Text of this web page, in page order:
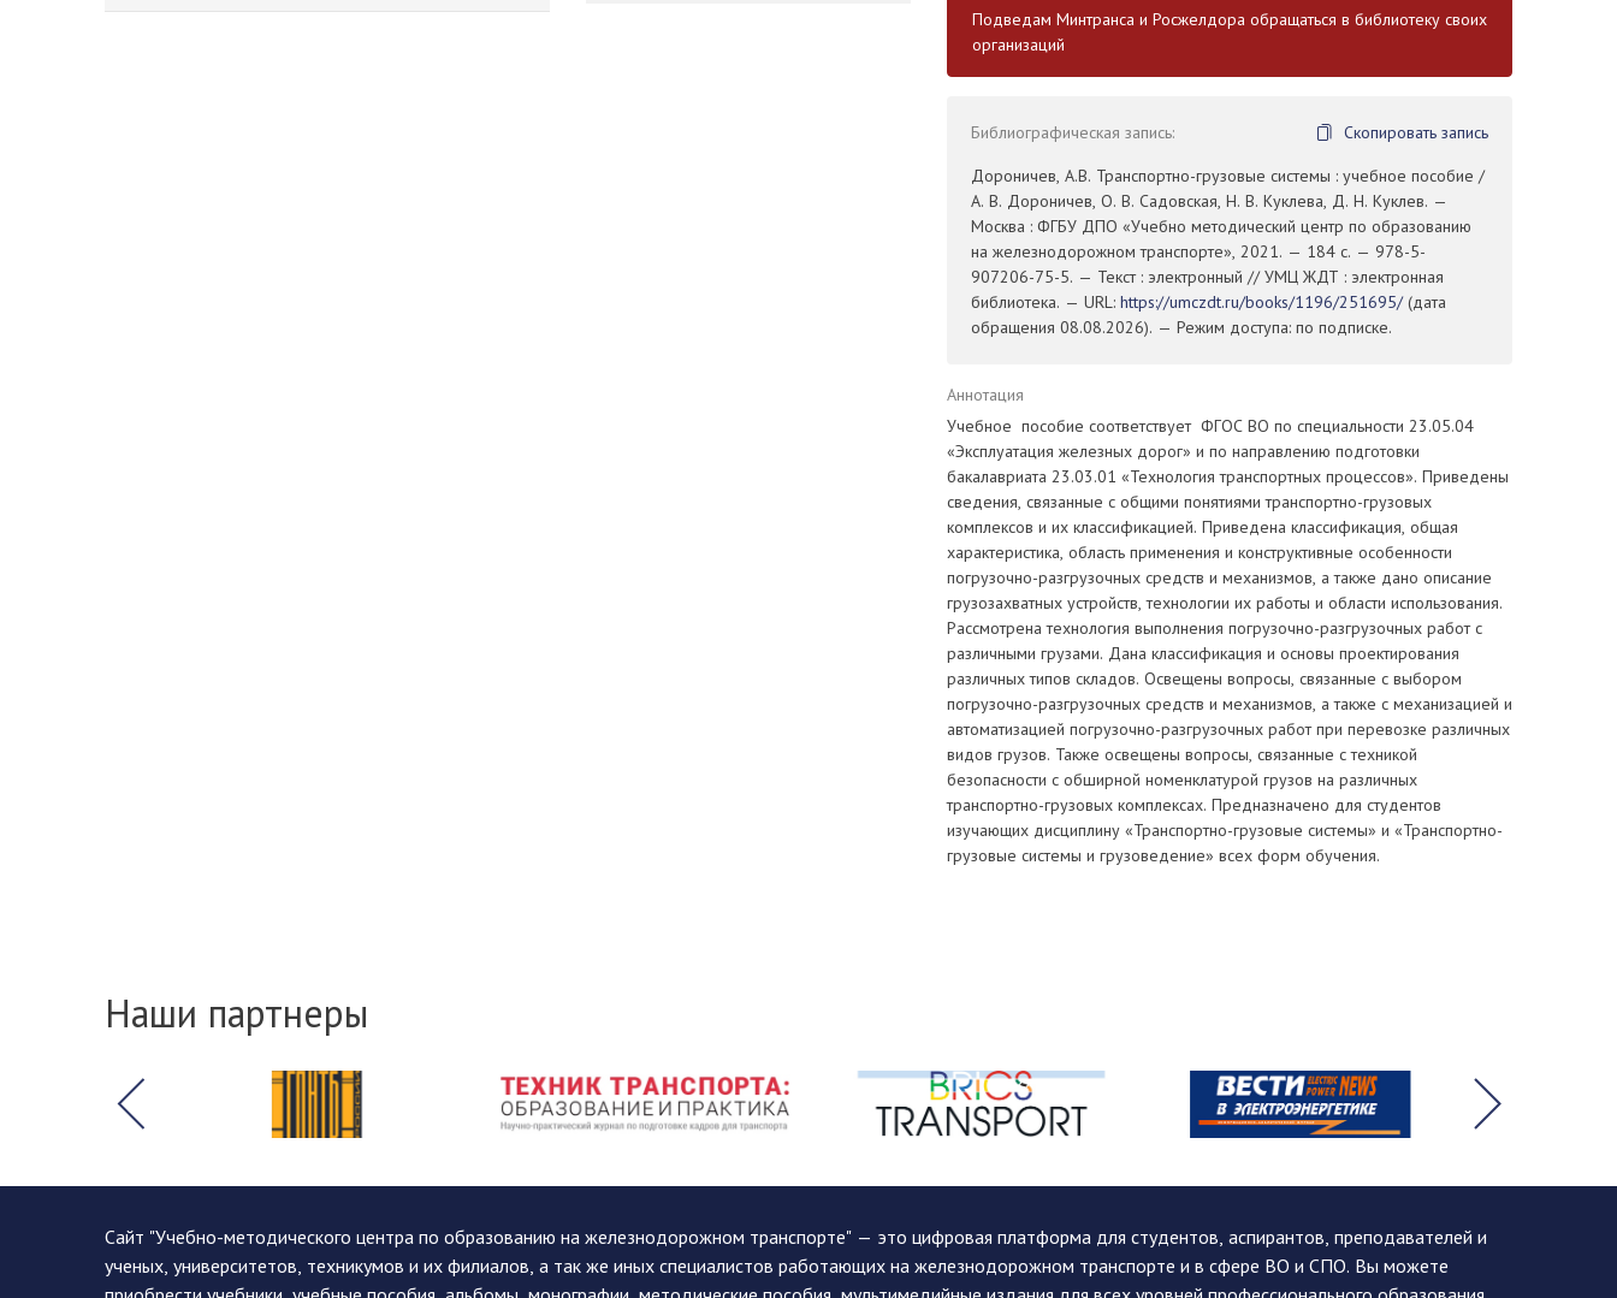
Подведам Минтранса и Росжелдора обращаться в библиотеку своих
организаций
Библиографическая запись:
Скопировать запись
Дороничев, А.В. Транспортно-грузовые системы : учебное пособие /
А. В. Дороничев, О. В. Садовская, Н. В. Куклева, Д. Н. Куклев. —
Москва : ФГБУ ДПО «Учебно методический центр по образованию
на железнодорожном транспорте», 2021. — 184 с. — 978-5-
907206-75-5. — Текст : электронный // УМЦ ЖДТ : электронная
библиотека. — URL: https://umczdt.ru/books/1196/251695/(дата
обращения 08.08.2026). — Режим доступа: по подписке.
Аннотация
Учебное пособие соответствует ФГОС ВО по специальности 23.05.04
«Эксплуатация железных дорог» и по направлению подготовки
бакалавриата 23.03.01 «Технология транспортных процессов». Приведены
сведения, связанные с общими понятиями транспортно-грузовых
комплексов и их классификацией. Приведена классификация, общая
характеристика, область применения и конструктивные особенности
погрузочно-разгрузочных средств и механизмов, а также дано описание
грузозахватных устройств, технологии их работы и области использования.
Рассмотрена технология выполнения погрузочно-разгрузочных работ с
различными грузами. Дана классификация и основы проектирования
различных типов складов. Освещены вопросы, связанные с выбором
погрузочно-разгрузочных средств и механизмов, а также с механизацией и
автоматизацией погрузочно-разгрузочных работ при перевозке различных
видов грузов. Также освещены вопросы, связанные с техникой
безопасности с обширной номенклатурой грузов на различных
транспортно-грузовых комплексах. Предназначено для студентов
изучающих дисциплину «Транспортно-грузовые системы» и «Транспортно-
грузовые системы и грузоведение» всех форм обучения.
Наши партнеры
Сайт "Учебно-методического центра по образованию на железнодорожном транспорте" — это цифровая платформа для студентов, аспирантов, преподавателей и
ученых, университетов, техникумов и их филиалов, а так же иных специалистов работающих на железнодорожном транспорте и в сфере ВО и СПО. Вы можете